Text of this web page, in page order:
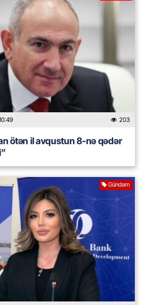
203
ötən il avqustun 8-nə qədər
Gündəm